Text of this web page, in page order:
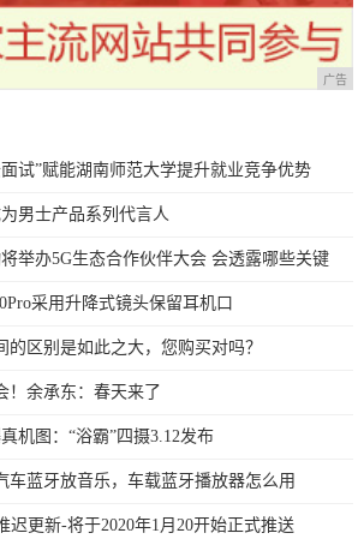
广告
试”赋能湖南师范大学提升就业竞争优势
男士产品系列代言人
举办5G生态合作伙伴大会 会透露哪些关键
采用升降式镜头保留耳机口
的区别是如此之大，您购买对吗？
！余承东：春天来了
机图：“浴霸”四摄3.12发布
车蓝牙放音乐，车载蓝牙播放器怎么用
迟更新-将于2020年1月20开始正式推送